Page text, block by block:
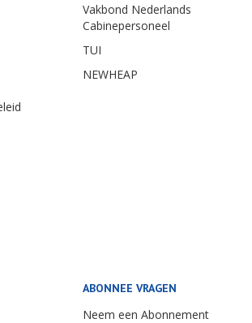
Vakbond Nederlands
Cabinepersoneel
TUI
NEWHEAP
ABONNEE VRAGEN
Neem een Abonnement